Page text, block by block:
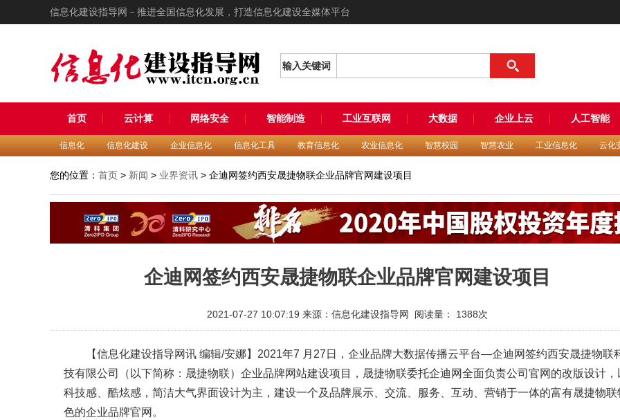
信息化建设指导网－推进全国信息化发展，打造信息化建设全媒体平台
输入关键词
首页 云计算 网络安全 智能制造 工业互联网 大数据 企业上云 人工智能
信息化 信息化建设 企业信息化 信息化工具 教育信息化 农业信息化 智慧校园 智慧农业 工业信息化 云化
您的位置： 首页 > 新闻 > 业界资讯 > 企迪网签约西安晟捷物联企业品牌官网建设项目
企迪网签约西安晟捷物联企业品牌官网建设项目
2021-07-27 10:07:19 来源：信息化建设指导网 阅读量： 1388次
【信息化建设指导网讯 编辑/安娜】2021年7 月27日，企业品牌大数据传播云平台—企迪网签约西安晟捷物联
技有限公司（以下简称：晟捷物联）企业品牌网站建设项目，晟捷物联委托企迪网全面负责公司官网的改版设计，
科技感、酷炫感，简洁大气界面设计为主，建设一个及品牌展示、交流、服务、互动、营销于一体的富有晟捷物联
色的企业品牌官网。